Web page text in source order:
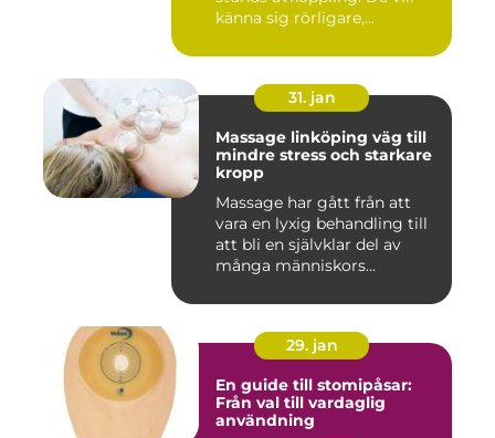
känna sig rörligare,...
31. jan
Massage linköping väg till
mindre stress och starkare
kropp
Massage har gått från att
vara en lyxig behandling till
att bli en självklar del av
många människors...
29. jan
En guide till stomipåsar:
Från val till vardaglig
användning